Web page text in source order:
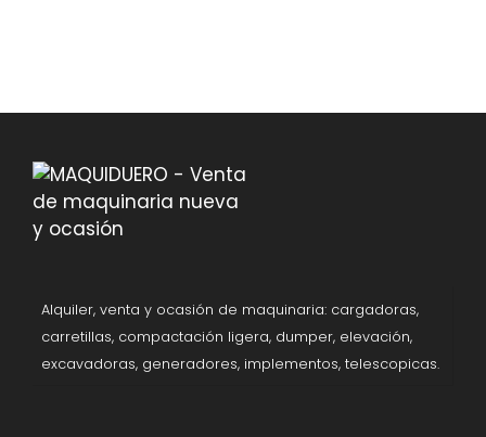
Alquiler, venta y ocasión de maquinaria: cargadoras,
carretillas, compactación ligera, dumper, elevación,
excavadoras, generadores, implementos, telescopicas.